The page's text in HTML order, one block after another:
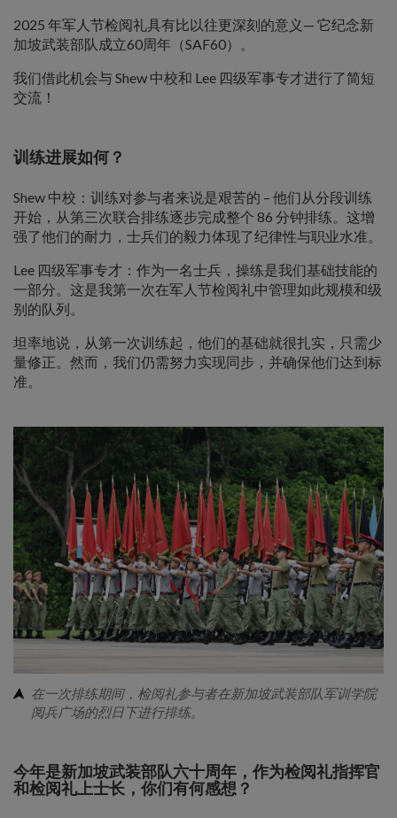
2025 年军人节检阅礼具有比以往更深刻的意义— 它纪念新
加坡武装部队成立60周年（SAF60）。
我们借此机会与 Shew 中校和 Lee 四级军事专才进行了简短
交流！
训练进展如何？
Shew 中校：训练对参与者来说是艰苦的 – 他们从分段训练
开始，从第三次联合排练逐步完成整个 86 分钟排练。这增
强了他们的耐力，士兵们的毅力体现了纪律性与职业水准。
Lee 四级军事专才：作为一名士兵，操练是我们基础技能的
一部分。这是我第一次在军人节检阅礼中管理如此规模和级
别的队列。
坦率地说，从第一次训练起，他们的基础就很扎实，只需少
量修正。然而，我们仍需努力实现同步，并确保他们达到标
准。
在一次排练期间，检阅礼参与者在新加坡武装部队军训学院
阅兵广场的烈日下进行排练。
今年是新加坡武装部队六十周年，作为检阅礼指挥官
和检阅礼上士长，你们有何感想？